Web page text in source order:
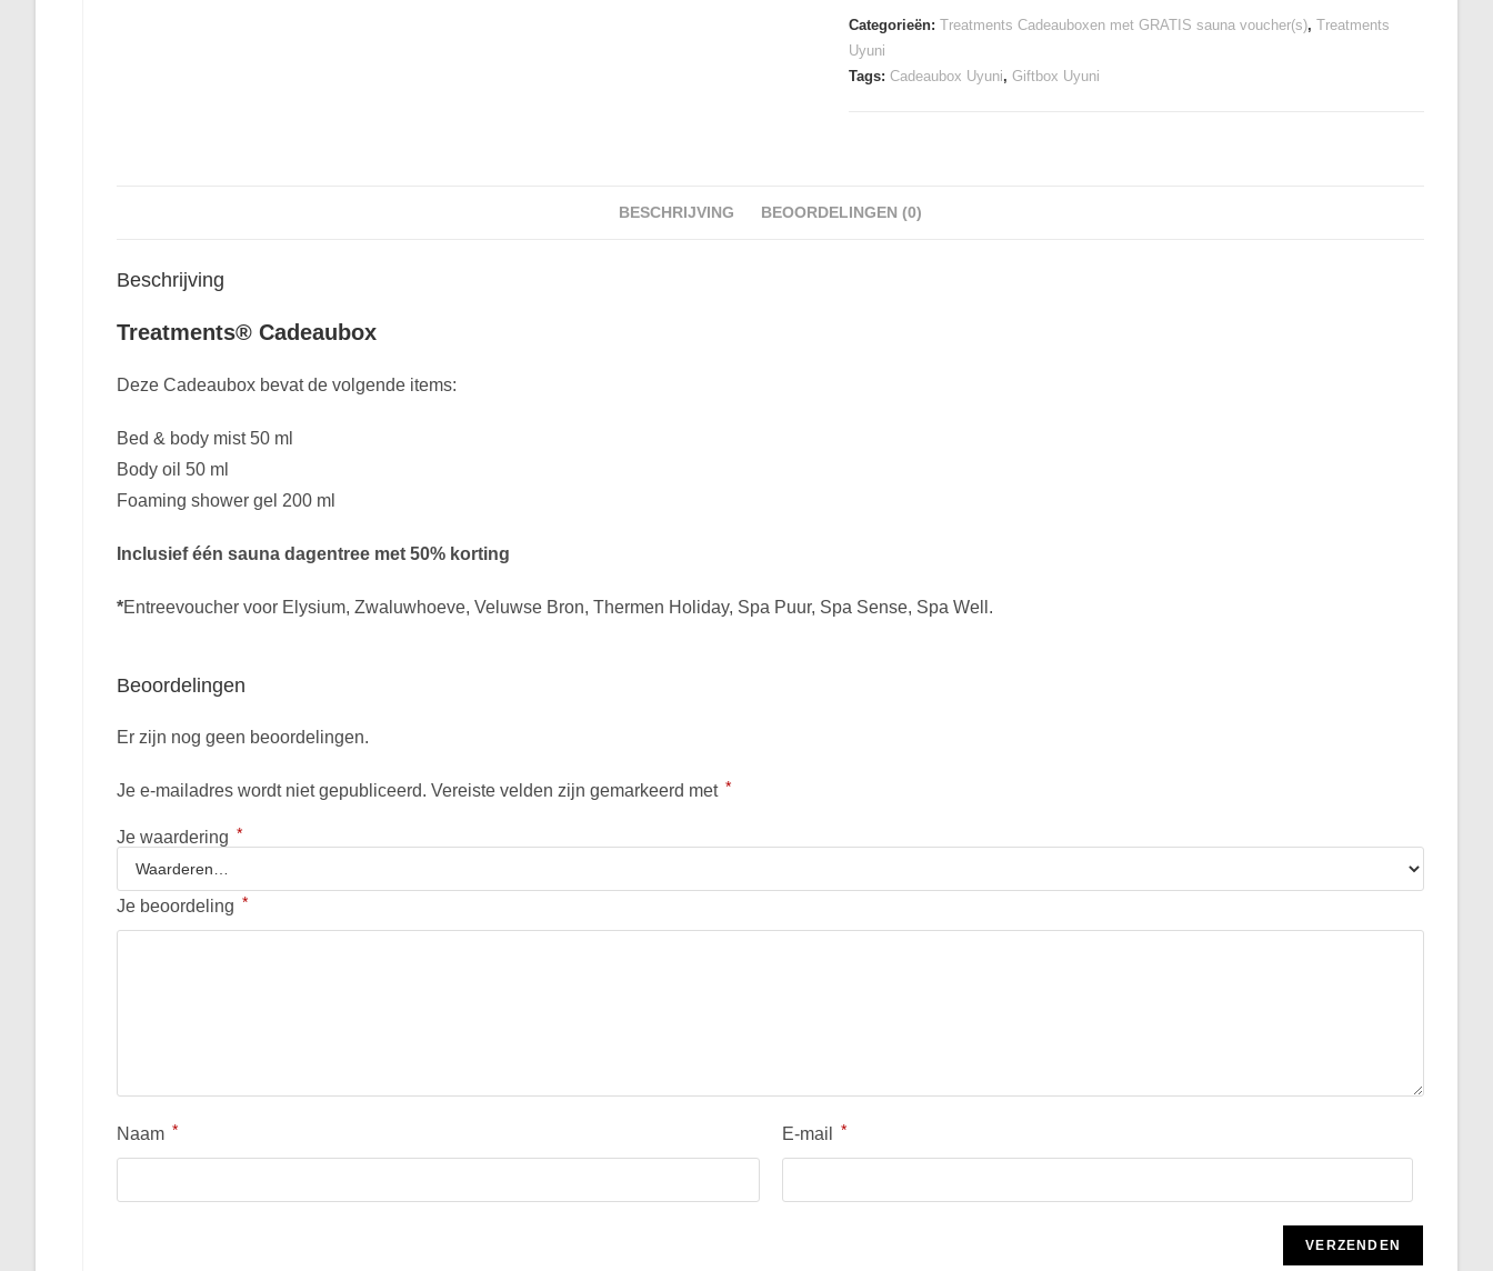
Categorieën:Treatments Cadeauboxen met GRATIS sauna voucher(s),Treatments
Uyuni
Tags:Cadeaubox Uyuni,Giftbox Uyuni
BESCHRIJVING BEOORDELINGEN (0)
Beschrijving
Treatments® Cadeaubox
Deze Cadeaubox bevat de volgende items:
Bed & body mist 50 ml
Body oil 50 ml
Foaming shower gel 200 ml
Inclusief één sauna dagentree met 50% korting
*Entreevoucher voor Elysium, Zwaluwhoeve, Veluwse Bron, Thermen Holiday, Spa Puur, Spa Sense, Spa Well.
Beoordelingen
Er zijn nog geen beoordelingen.
Je e-mailadres wordt niet gepubliceerd. Vereiste velden zijn gemarkeerd met *
Je waardering *
Je beoordeling *
Naam * E-mail *